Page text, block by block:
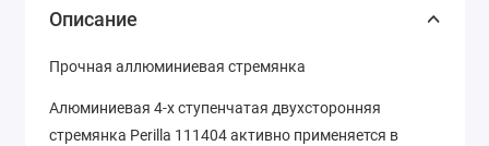
Описание
Прочная аллюминиевая стремянка
Алюминиевая 4-х ступенчатая двухсторонняя
стремянка Perilla 111404 активно применяется в